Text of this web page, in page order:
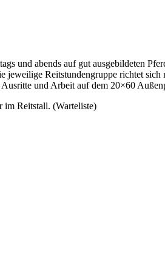
und abends auf gut ausgebildeten
Reitstundengruppe richtet
und Arbeit auf dem 20×60
im Reitstall. (Warteliste)